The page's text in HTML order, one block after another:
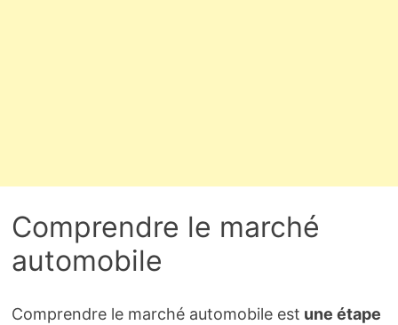
Comprendre le marché
automobile
Comprendre le marché automobile est une étape